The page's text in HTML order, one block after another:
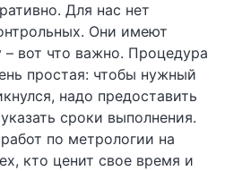
Для нас нет
Они имеют
– вот что важно. Процедура
простая: чтобы нужный
надо предоставить
сроки выполнения.
по метрологии на
кто ценит свое время и